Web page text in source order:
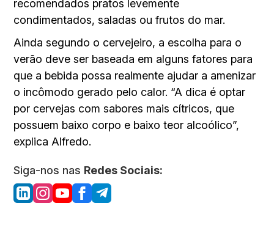
recomendados pratos levemente
condimentados, saladas ou frutos do mar.
Ainda segundo o cervejeiro, a escolha para o
verão deve ser baseada em alguns fatores para
que a bebida possa realmente ajudar a amenizar
o incômodo gerado pelo calor. “A dica é optar
por cervejas com sabores mais cítricos, que
possuem baixo corpo e baixo teor alcoólico”,
explica Alfredo.
Siga-nos nas Redes Sociais: